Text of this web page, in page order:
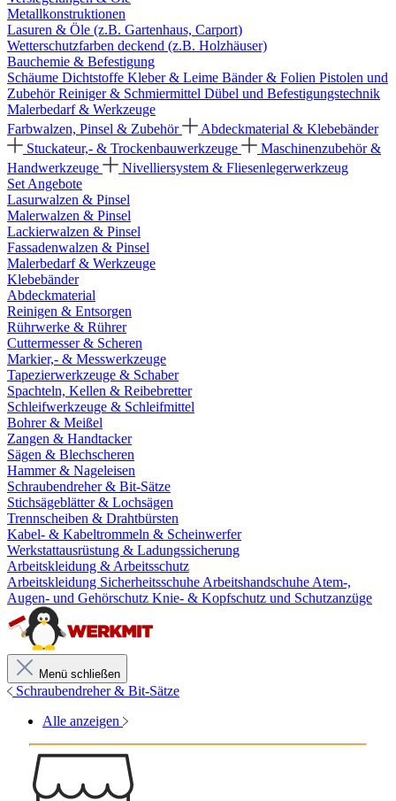
Metallkonstruktionen
Lasuren & Öle (z.B. Gartenhaus, Carport)
Wetterschutzfarben deckend (z.B. Holzhäuser)
Bauchemie & Befestigung
Schäume Dichtstoffe Kleber & Leime Bänder & Folien Pistolen und
ZubehörReiniger & Schmiermittel Dübel und Befestigungstechnik
Malerbedarf & Werkzeuge
Farbwalzen, Pinsel & Zubehör
Abdeckmaterial & Klebebänder
Stuckateur,- & Trockenbauwerkzeuge
Maschinenzubehör &
Handwerkzeuge
Nivelliersystem & Fliesenlegerwerkzeug
Set Angebote
Lasurwalzen & Pinsel
Malerwalzen & Pinsel
Lackierwalzen & Pinsel
Fassadenwalzen & Pinsel
Malerbedarf & Werkzeuge
Klebebänder
Abdeckmaterial
Reinigen & Entsorgen
Rührwerke & Rührer
Cuttermesser & Scheren
Markier,- & Messwerkzeuge
Tapezierwerkzeuge & Schaber
Spachteln, Kellen & Reibebretter
Schleifwerkzeuge & Schleifmittel
Bohrer & Meißel
Zangen & Handtacker
Sägen & Blechscheren
Hammer & Nageleisen
Schraubendreher & Bit-Sätze
Stichsägeblätter & Lochsägen
Trennscheiben & Drahtbürsten
Kabel- & Kabeltrommeln & Scheinwerfer
Werkstattausrüstung & Ladungssicherung
Arbeitskleidung & Arbeitsschutz
Arbeitskleidung Sicherheitsschuhe Arbeitshandschuhe Atem-,
Augen- und Gehörschutz Knie- & Kopfschutz und Schutzanzüge
Menü schließen
Schraubendreher & Bit-Sätze
Alle anzeigen